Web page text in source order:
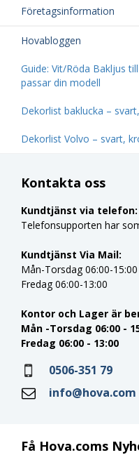
Företagsinformation
Hovabloggen
Guide: Vit/Röda Bakljus
passar din modell
Dekorlist baklucka –
Dekorlist Volvo – svart,
Få Hova.coms
Kontakta oss
Kundtjänst via telefon:
Telefonsupporten har
Kundtjänst Via Mail:
Mån-Torsdag 06:00-15:00
Fredag 06:00-13:00
Kontor och Lager är
Mån -Torsdag 06:00 -
Fredag 06:00 - 13:00
0506-351 79
info@hova.com